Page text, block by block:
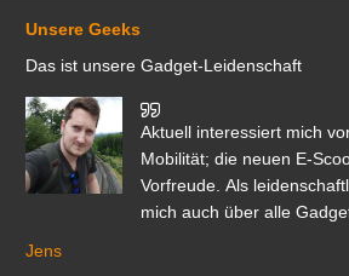
Unsere Geeks
Das ist unsere Gadget-Leidenschaft
Aktuell interessiert mich
Mobilität; die neuen E-
Vorfreude. Als
mich auch über alle
Jens